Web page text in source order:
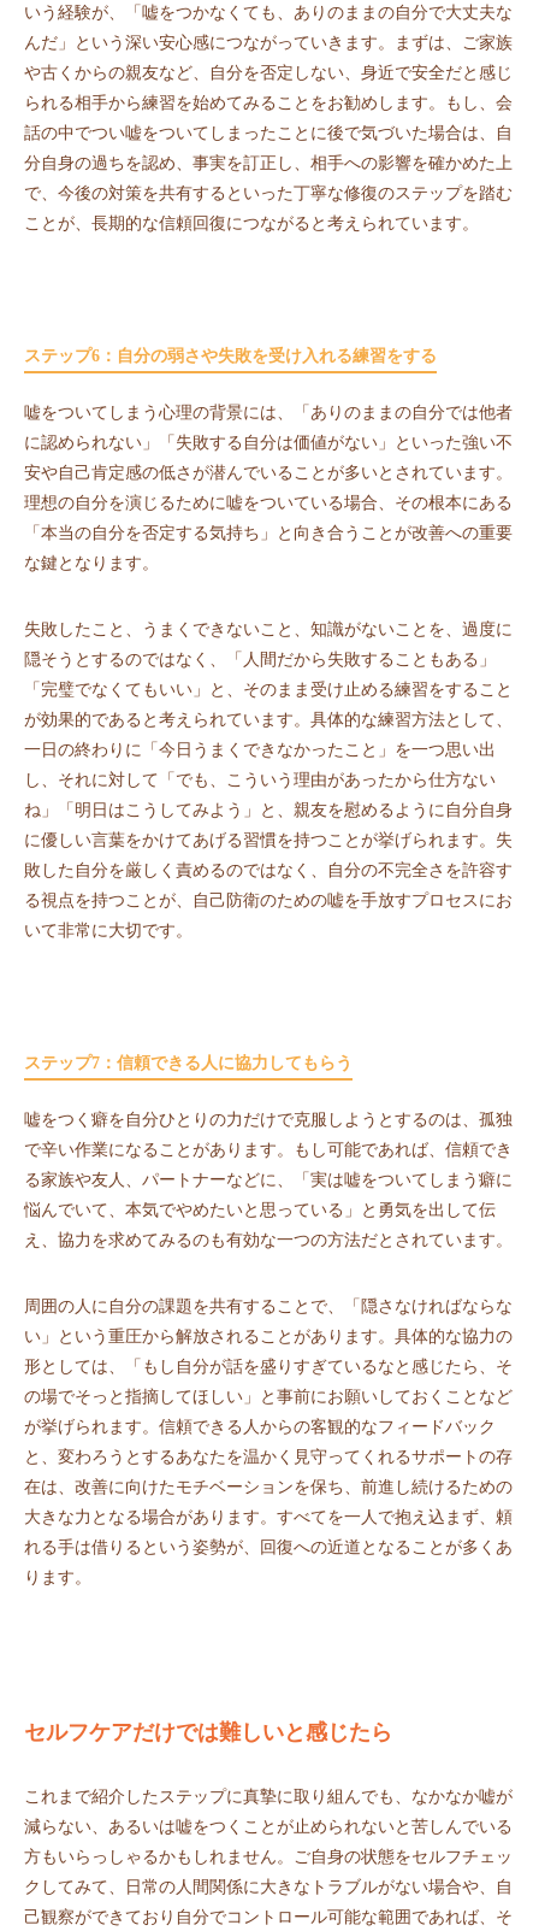
いう経験が、「嘘をつかなくても、ありのままの自分で大丈夫な
んだ」という深い安心感につながっていきます。まずは、ご家族
や古くからの親友など、自分を否定しない、身近で安全だと感じ
られる相手から練習を始めてみることをお勧めします。もし、会
話の中でつい嘘をついてしまったことに後で気づいた場合は、自
分自身の過ちを認め、事実を訂正し、相手への影響を確かめた上
で、今後の対策を共有するといった丁寧な修復のステップを踏む
ことが、長期的な信頼回復につながると考えられています。
ステップ6：自分の弱さや失敗を受け入れる練習をする
嘘をついてしまう心理の背景には、「ありのままの自分では他者
に認められない」「失敗する自分は価値がない」といった強い不
安や自己肯定感の低さが潜んでいることが多いとされています。
理想の自分を演じるために嘘をついている場合、その根本にある
「本当の自分を否定する気持ち」と向き合うことが改善への重要
な鍵となります。
失敗したこと、うまくできないこと、知識がないことを、過度に
隠そうとするのではなく、「人間だから失敗することもある」
「完璧でなくてもいい」と、そのまま受け止める練習をすること
が効果的であると考えられています。具体的な練習方法として、
一日の終わりに「今日うまくできなかったこと」を一つ思い出
し、それに対して「でも、こういう理由があったから仕方ない
ね」「明日はこうしてみよう」と、親友を慰めるように自分自身
に優しい言葉をかけてあげる習慣を持つことが挙げられます。失
敗した自分を厳しく責めるのではなく、自分の不完全さを許容す
る視点を持つことが、自己防衛のための嘘を手放すプロセスにお
いて非常に大切です。
ステップ7：信頼できる人に協力してもらう
嘘をつく癖を自分ひとりの力だけで克服しようとするのは、孤独
で辛い作業になることがあります。もし可能であれば、信頼でき
る家族や友人、パートナーなどに、「実は嘘をついてしまう癖に
悩んでいて、本気でやめたいと思っている」と勇気を出して伝
え、協力を求めてみるのも有効な一つの方法だとされています。
周囲の人に自分の課題を共有することで、「隠さなければならな
い」という重圧から解放されることがあります。具体的な協力の
形としては、「もし自分が話を盛りすぎているなと感じたら、そ
の場でそっと指摘してほしい」と事前にお願いしておくことなど
が挙げられます。信頼できる人からの客観的なフィードバック
と、変わろうとするあなたを温かく見守ってくれるサポートの存
在は、改善に向けたモチベーションを保ち、前進し続けるための
大きな力となる場合があります。すべてを一人で抱え込まず、頼
れる手は借りるという姿勢が、回復への近道となることが多くあ
ります。
セルフケアだけでは難しいと感じたら
これまで紹介したステップに真摯に取り組んでも、なかなか嘘が
減らない、あるいは嘘をつくことが止められないと苦しんでいる
方もいらっしゃるかもしれません。ご自身の状態をセルフチェッ
クしてみて、日常の人間関係に大きなトラブルがない場合や、自
己観察ができており自分でコントロール可能な範囲であれば、そ